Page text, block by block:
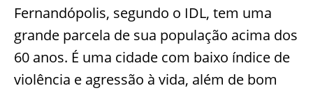
Fernandópolis, segundo o IDL, tem uma
grande parcela de sua população acima dos
60 anos. É uma cidade com baixo índice de
violência e agressão à vida, além de bom